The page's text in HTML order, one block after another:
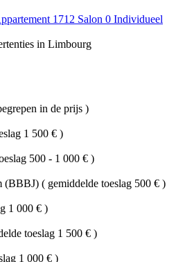
1712 Salon 0 Individueel
in Limbourg
in de prijs )
1 500 € )
500 - 1 000 € )
(BBBJ) ( gemiddelde toeslag 500 € )
1 000 € )
toeslag 1 500 € )
1 000 € )